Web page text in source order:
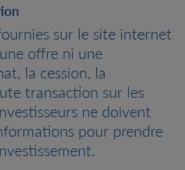
sur le site internet
offre ni une
la cession, la
transaction sur les
ne doivent
pour prendre